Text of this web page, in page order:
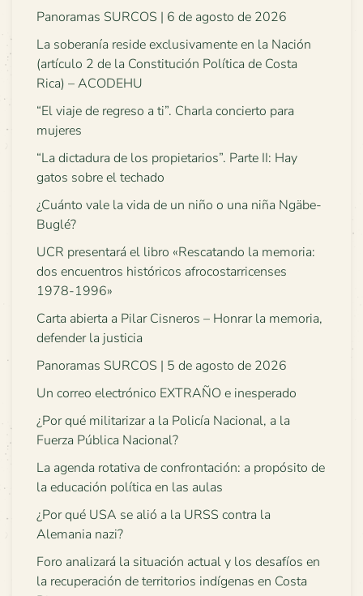
Panoramas SURCOS | 6 de agosto de 2026
La soberanía reside exclusivamente en la Nación
(artículo 2 de la Constitución Política de Costa
Rica) – ACODEHU
“El viaje de regreso a ti”. Charla concierto para
mujeres
“La dictadura de los propietarios”. Parte II: Hay
gatos sobre el techado
¿Cuánto vale la vida de un niño o una niña Ngäbe-
Buglé?
UCR presentará el libro «Rescatando la memoria:
dos encuentros históricos afrocostarricenses
1978-1996»
Carta abierta a Pilar Cisneros – Honrar la memoria,
defender la justicia
Panoramas SURCOS | 5 de agosto de 2026
Un correo electrónico EXTRAÑO e inesperado
¿Por qué militarizar a la Policía Nacional, a la
Fuerza Pública Nacional?
La agenda rotativa de confrontación: a propósito de
la educación política en las aulas
¿Por qué USA se alió a la URSS contra la
Alemania nazi?
Foro analizará la situación actual y los desafíos en
la recuperación de territorios indígenas en Costa